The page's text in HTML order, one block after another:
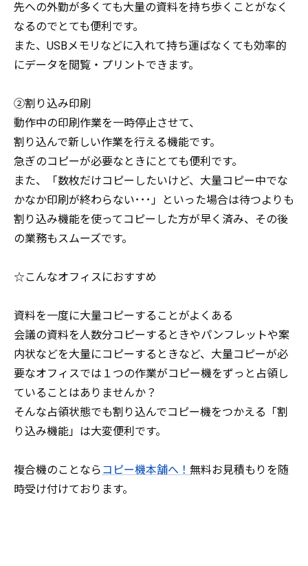
先への外勤が多くても大量の資料を持ち歩くことがなく
なるのでとても便利です。
また、USBメモリなどに入れて持ち運ばなくても効率的
にデータを閲覧・プリントできます。
②割り込み印刷
動作中の印刷作業を一時停止させて、
割り込んで新しい作業を行える機能です。
急ぎのコピーが必要なときにとても便利です。
また、「数枚だけコピーしたいけど、大量コピー中でな
かなか印刷が終わらない･･･」といった場合は待つよりも
割り込み機能を使ってコピーした方が早く済み、その後
の業務もスムーズです。
☆こんなオフィスにおすすめ
資料を一度に大量コピーすることがよくある
会議の資料を人数分コピーするときやパンフレットや案
内状などを大量にコピーするときなど、大量コピーが必
要なオフィスでは１つの作業がコピー機をずっと占領し
ていることはありませんか？
そんな占領状態でも割り込んでコピー機をつかえる「割
り込み機能」は大変便利です。
複合機のことなら コピー機本舗へ！ 無料お見積もりを随
時受け付けております。